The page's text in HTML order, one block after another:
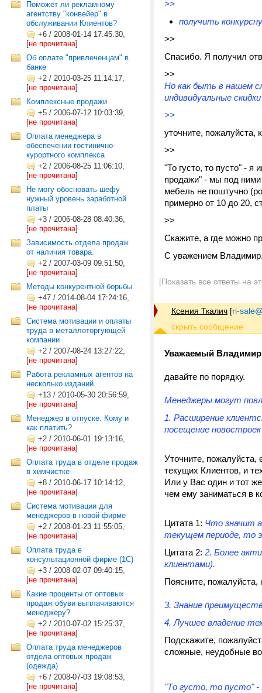
Поможет ли рекламному
агентству "конвейер" в
обслуживании Клиентов?
+6 / 2008-01-14 17:45:30,
[не прочитана]
Об оплате "привлеченцам" в
банке
+2 / 2010-03-25 11:14:17,
[не прочитана]
Комплексные продажи
+5 / 2006-07-12 10:03:39,
[не прочитана]
Оплата менеджера в
обеспечении гостинично-
курортного комплекса
+2 / 2006-08-25 11:06:10,
[не прочитана]
Не могу обосновать шефу
нужный уровень заработной
платы
+3 / 2006-08-28 08:40:36,
[не прочитана]
Зависимость отдела продаж
от наличия товара.
+2 / 2007-03-09 09:51:50,
[не прочитана]
Методы конкурентной борьбы
+47 / 2014-08-04 17:24:16,
[не прочитана]
Cистема мотивации и оплаты
труда в металлоторгующей
компании
+2 / 2007-08-24 13:27:22,
[не прочитана]
Работа рекламных агентов на
несколько изданий.
+13 / 2010-05-30 20:56:59,
[не прочитана]
Менеджер в отпуске. Кому и
как платить?
+2 / 2010-06-01 19:13:16,
[не прочитана]
Оплата труда в отделе продаж
в химчистке
+8 / 2010-06-17 10:14:12,
[не прочитана]
Система мотивации для
менеджеров в новой фирме
+2 / 2008-01-23 11:55:05,
[не прочитана]
Оплата труда в
консультационной фирме (1C)
+3 / 2008-02-07 09:40:15,
[не прочитана]
Какие проценты от оптовых
продаж обуви выплачиваются
менеджеру?
+2 / 2010-07-02 15:25:37,
[не прочитана]
Оплата труда менеджеров
отдела оптовых продаж
(одежда)
+6 / 2008-07-03 19:08:53,
[не прочитана]
>>
получить
>>
Спасибо. Я получил
>>
Но как быть в нашем
индивидуальные
>>
уточните, пожалуйста,
>>
"То густо, то пусто" -
продажи" - мы под ними
мебель не поштучно
примерно от 10 до 20,
>>
Скажите, а где можно
С уважением
[Показать все ответы на
Ксения Ткалич [ri-
Уважаемый
давайте по порядку.
Менеджеры могут
1. Расширение
посещение
Уточните, пожалуйста,
текущих Клиентов, и
Или у Вас один и тот
чем ему заниматься в
Цитата 1: Что значит
текущем периоде, то
Цитата 2: 2. Более
клиентами).
Поясните,
3. Знание
4. Лучшее владение
Подскажите,
сложные, неудобные
"То густо, то пусто" -